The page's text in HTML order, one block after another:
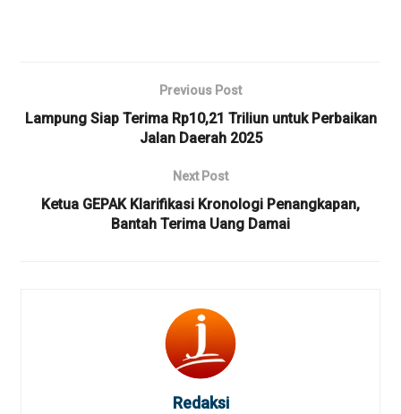
Previous Post
Lampung Siap Terima Rp10,21 Triliun untuk Perbaikan
Jalan Daerah 2025
Next Post
Ketua GEPAK Klarifikasi Kronologi Penangkapan,
Bantah Terima Uang Damai
Redaksi